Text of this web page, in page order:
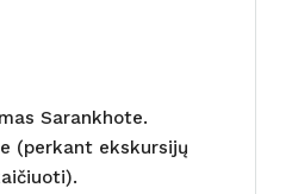
Sarankhote.
(perkant ekskursijų